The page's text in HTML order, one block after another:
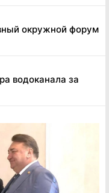
окружной форум
водоканала за